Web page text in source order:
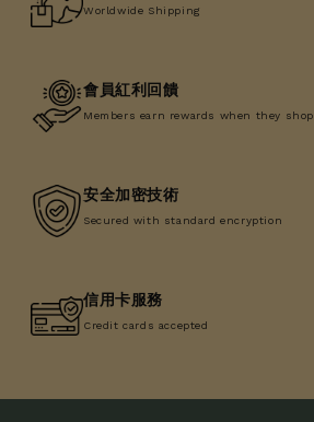
Worldwide Shipping
會員紅利回饋
Members earn rewards when they shop
安全加密技術
Secured with standard encryption
信用卡服務
Credit cards accepted